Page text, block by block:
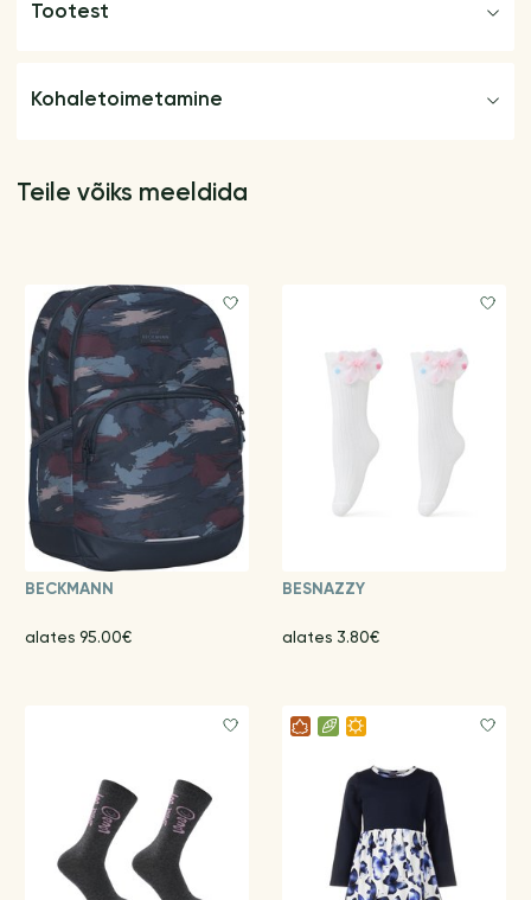
Tootest
Kohaletoimetamine
Teile võiks meeldida
BECKMANN
alates 95.00€
BESNAZZY
alates 3.80€